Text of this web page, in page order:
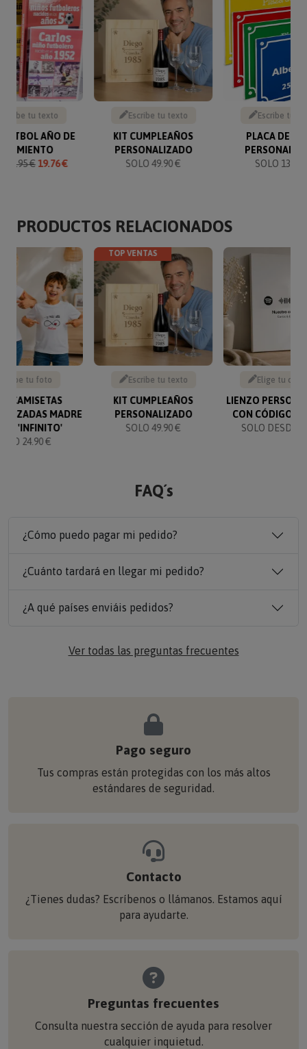
tu texto
AÑO DE
21.95 €19.76 €
Escribe tu texto
KIT CUMPLEAÑOS
PERSONALIZADO
SOLO 49.90 €
Escribe tu
PLACA DE
SOLO 13.50
PRODUCTOS RELACIONADOS
Sube tu foto
CAMISETAS
MADRE
'INFINITO'
24.90 €
TOP VENTAS
Escribe tu texto
KIT CUMPLEAÑOS
PERSONALIZADO
SOLO 49.90 €
Elige tu
LIENZO
CON CÓDIGO
SOLO DESDE
FAQ´s
¿Cómo puedo pagar mi pedido?
¿Cuánto tardará en llegar mi pedido?
¿A qué países enviáis pedidos?
Ver todas las preguntas frecuentes
Pago seguro
Tus compras están protegidas con los más altos
estándares de seguridad.
Contacto
¿Tienes dudas? Escríbenos o llámanos. Estamos aquí
para ayudarte.
Preguntas frecuentes
Consulta nuestra sección de ayuda para resolver
cualquier inquietud.